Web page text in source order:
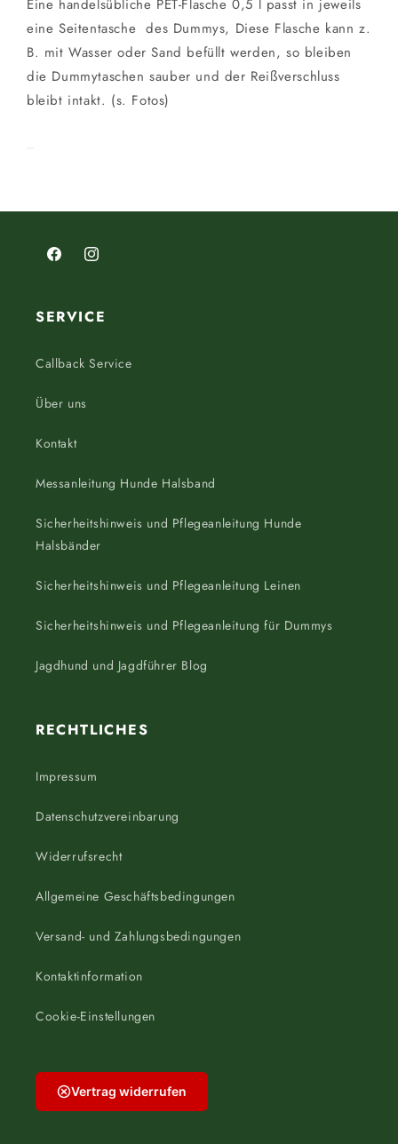
Eine handelsübliche PET-Flasche 0,5 l passt in jeweils
eine Seitentasche des Dummys, Diese Flasche kann z.
B. mit Wasser oder Sand befüllt werden, so bleiben
die Dummytaschen sauber und der Reißverschluss
bleibt intakt. (s. Fotos)
FacebookInstagram
SERVICE
Callback Service
Über uns
Kontakt
Messanleitung Hunde Halsband
Sicherheitshinweis und Pflegeanleitung Hunde
Halsbänder
Sicherheitshinweis und Pflegeanleitung Leinen
Sicherheitshinweis und Pflegeanleitung für Dummys
Jagdhund und Jagdführer Blog
RECHTLICHES
Impressum
Datenschutzvereinbarung
Widerrufsrecht
Allgemeine Geschäftsbedingungen
Versand- und Zahlungsbedingungen
Kontaktinformation
Cookie-Einstellungen
Vertrag widerrufen